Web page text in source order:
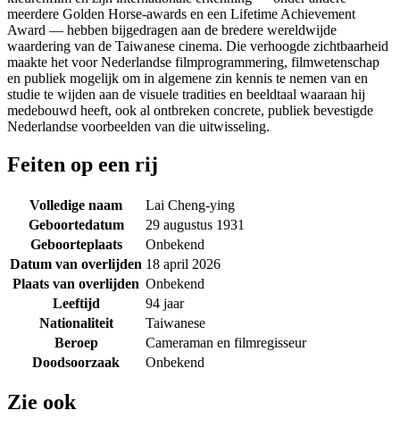
meerdere Golden Horse-awards en een Lifetime Achievement
Award — hebben bijgedragen aan de bredere wereldwijde
waardering van de Taiwanese cinema. Die verhoogde zichtbaarheid
maakte het voor Nederlandse filmprogrammering, filmwetenschap
en publiek mogelijk om in algemene zin kennis te nemen van en
studie te wijden aan de visuele tradities en beeldtaal waaraan hij
medebouwd heeft, ook al ontbreken concrete, publiek bevestigde
Nederlandse voorbeelden van die uitwisseling.
Feiten op een rij
Volledige naam
Lai Cheng-ying
Geboortedatum
29 augustus 1931
Geboorteplaats
Onbekend
Datum van overlijden 18 april 2026
Plaats van overlijden Onbekend
Leeftijd
94 jaar
Nationaliteit
Taiwanese
Beroep
Cameraman en filmregisseur
Doodsoorzaak
Onbekend
Zie ook